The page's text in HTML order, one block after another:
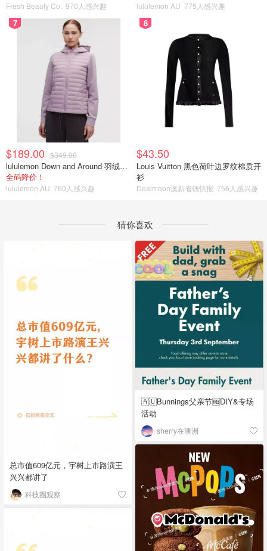
Fresh Beauty Co. 970人感兴趣 lululemon AU 775人感兴趣
7
$189.00 $349.00
lululemon Down and Around 羽绒夹克
全码降价！
lululemon AU 760人感兴趣
8
$43.50
Louis Vuitton 黑色荷叶边罗纹棉质开
衫
Dealmoon澳新省钱快报 756人感兴趣
猜你喜欢
总市值609亿元，宇树上市路演王
兴兴都讲了
科技圈观察
🇦🇺Bunnings父亲节🆓DIY&专场
活动
sherry在澳洲